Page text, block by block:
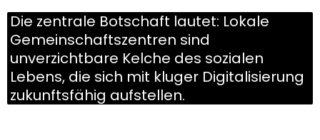
Die zentrale Botschaft lautet: Lokale
Gemeinschaftszentren sind
unverzichtbare Kelche des sozialen
Lebens, die sich mit kluger Digitalisierung
zukunftsfähig aufstellen.